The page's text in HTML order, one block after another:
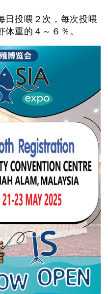
日投喂２次，每次投喂
重的４～６％。